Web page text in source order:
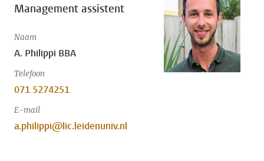
Management assistent
Naam
A. Philippi BBA
Telefoon
071 5274251
E-mail
a.philippi@lic.leidenuniv.nl